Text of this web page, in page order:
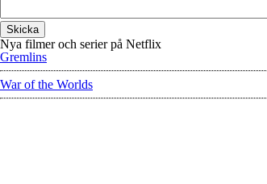
Nya filmer och serier på Netflix
Gremlins
War of the Worlds